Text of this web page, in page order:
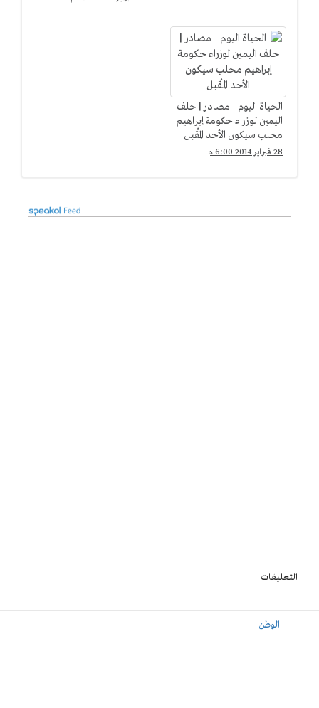
الحياة اليوم - مصادر | حلف
اليمين لوزراء حكومة إبراهيم
محلب سيكون الأحد المُقبل
28 فبراير 2014 6:00 م
التعليقات
الوطن